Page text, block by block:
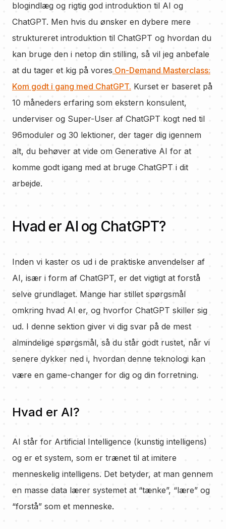
blogindlæg og rigtig god introduktion til AI og
ChatGPT. Men hvis du ønsker en dybere mere
struktureret introduktion til ChatGPT og hvordan du
kan bruge den i netop din stilling, så vil jeg anbefale
at du tager et kig på vores On-Demand Masterclass:
Kom godt i gang med ChatGPT. Kurset er baseret på
10 måneders erfaring som ekstern konsulent,
underviser og Super-User af ChatGPT kogt ned til
96moduler og 30 lektioner, der tager dig igennem
alt, du behøver at vide om Generative AI for at
komme godt igang med at bruge ChatGPT i dit
arbejde.
Hvad er AI og ChatGPT?
Inden vi kaster os ud i de praktiske anvendelser af
AI, især i form af ChatGPT, er det vigtigt at forstå
selve grundlaget. Mange har stillet spørgsmål
omkring hvad AI er, og hvorfor ChatGPT skiller sig
ud. I denne sektion giver vi dig svar på de mest
almindelige spørgsmål, så du står godt rustet, når vi
senere dykker ned i, hvordan denne teknologi kan
være en game-changer for dig og din forretning.
Hvad er AI?
AI står for Artificial Intelligence (kunstig intelligens)
og er et system, som er trænet til at imitere
menneskelig intelligens. Det betyder, at man gennem
en masse data lærer systemet at “tænke”, “lære” og
“forstå” som et menneske.